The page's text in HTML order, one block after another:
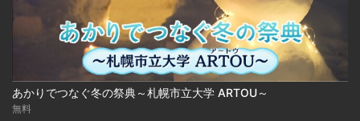
あかりでつなぐ冬の祭典～札幌市立大学 ARTOU～
無料